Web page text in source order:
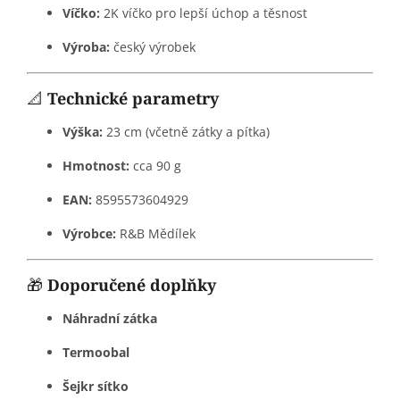
Víčko: 2K víčko pro lepší úchop a těsnost
Výroba: český výrobek
📐 Technické parametry
Výška: 23 cm (včetně zátky a pítka)
Hmotnost: cca 90 g
EAN: 8595573604929
Výrobce: R&B Mědílek
🎁 Doporučené doplňky
Náhradní zátka
Termoobal
Šejkr sítko